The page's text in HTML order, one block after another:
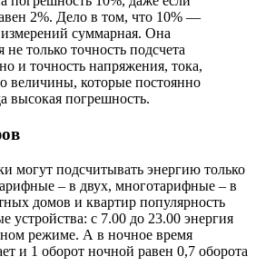
2%. Дело в том, что 10% —
суммарная. Она
не только точность подсчета
и точность напряжения, тока,
величины, которые постоянно
высокая погрешность.
могут подсчитывать энергию только
– в двух, многотарифные – в
домов и квартир популярность
устройства: с 7.00 до 23.00 энергия
режиме. А в ночное время
и 1 оборот ночной равен 0,7 оборота